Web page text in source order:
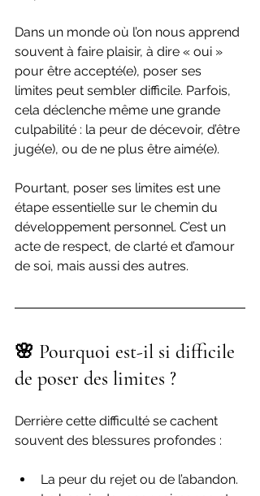
Dans un monde où l’on nous apprend
souvent à faire plaisir, à dire « oui »
pour être accepté(e), poser ses
limites peut sembler difficile. Parfois,
cela déclenche même une grande
culpabilité : la peur de décevoir, d’être
jugé(e), ou de ne plus être aimé(e).
Pourtant, poser ses limites est une
étape essentielle sur le chemin du
développement personnel. C’est un
acte de respect, de clarté et d’amour
de soi, mais aussi des autres.
🌸 Pourquoi est-il si difficile
de poser des limites ?
Derrière cette difficulté se cachent
souvent des blessures profondes :
La peur du rejet ou de l’abandon.